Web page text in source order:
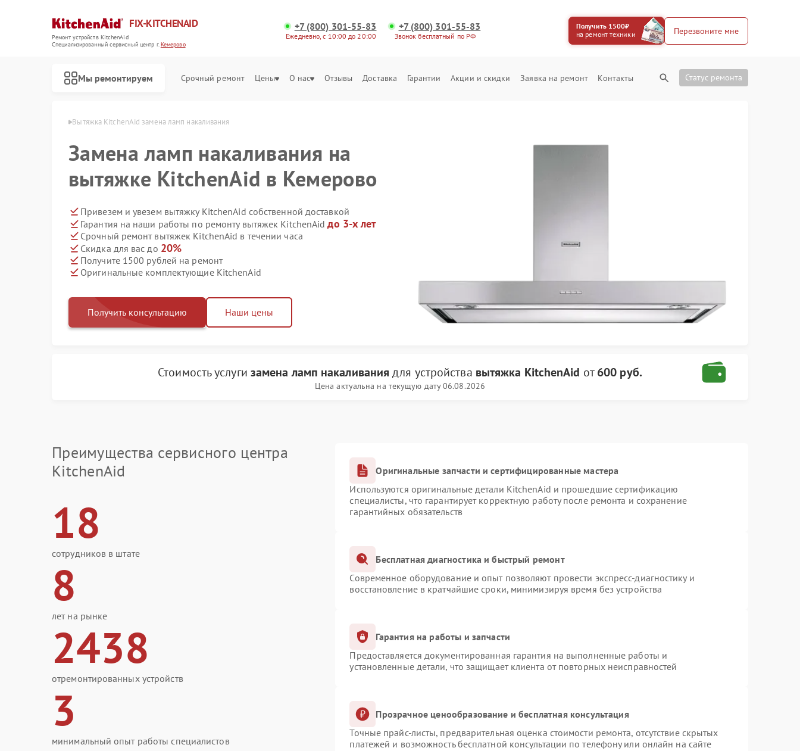
FIX-KITCHENAID
Ремонт устройств KitchenAid
Специализированный cервисный центр г.Кемерово
+7 (800) 301-55-83
Ежедневно, с 10:00 до 20:00
+7 (800) 301-55-83
Звонок бесплатный по РФ
Получить 1500₽
на ремонт техники
Перезвоните мне
Мы ремонтируем Срочный ремонт Цены О нас Отзывы Доставка Гарантии Акции и скидки Заявка на ремонт Контакты Статус ремонта
в Кемерово Вытяжка KitchenAid замена ламп накаливания
Замена ламп накаливания на
вытяжке KitchenAid в Кемерово
Привезем и увезем вытяжку KitchenAid собственной доставкой
Гарантия на наши работы по ремонту вытяжек KitchenAidдо 3-х лет
Срочный ремонт вытяжек KitchenAid в течении часа
Скидка для вас до 20%
Получите 1500 рублей на ремонт
Оригинальные комплектующие KitchenAid
Получить консультацию Наши цены
Стоимость услуги замена ламп накаливания для устройства вытяжка KitchenAid от600 руб.
Цена актуальна на текущую дату 06.08.2026
Преимущества сервисного центра
KitchenAid
18
сотрудников в штате
8
лет на рынке
2438
отремонтированных устройств
3
минимальный опыт работы специалистов
Оригинальные запчасти и сертифицированные мастера
Используются оригинальные детали KitchenAid и прошедшие сертификацию
специалисты, что гарантирует корректную работу после ремонта и сохранение
гарантийных обязательств
Бесплатная диагностика и быстрый ремонт
Современное оборудование и опыт позволяют провести экспресс-диагностику и
восстановление в кратчайшие сроки, минимизируя время без устройства
Гарантия на работы и запчасти
Предоставляется документированная гарантия на выполненные работы и
установленные детали, что защищает клиента от повторных неисправностей
Прозрачное ценообразование и бесплатная консультация
Точные прайс-листы, предварительная оценка стоимости ремонта, отсутствие скрытых
платежей и возможность бесплатной консультации по телефону или онлайн на сайте